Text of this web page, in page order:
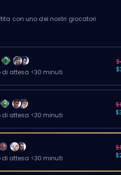
con uno dei nostri giocatori
attesa <30 minuti
attesa <30 minuti
attesa <30 minuti